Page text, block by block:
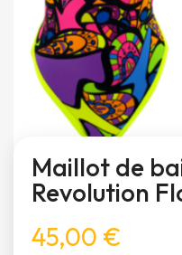
Maillot de
Revolution
45,00 €